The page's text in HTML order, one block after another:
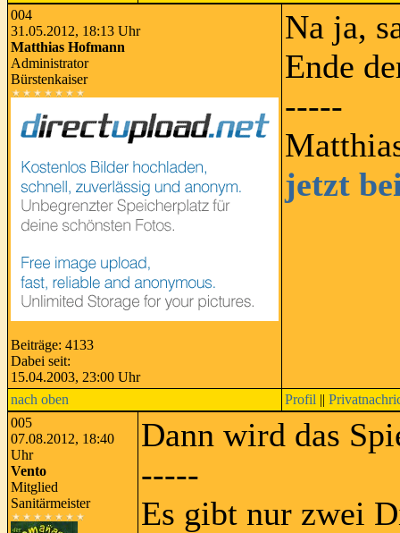
004
31.05.2012, 18:13 Uhr
Matthias Hofmann
Administrator
Bürstenkaiser
Beiträge: 4133
Dabei seit:
15.04.2003, 23:00 Uhr
Na ja,
Ende
-----
jetzt
nach oben Profil ||
005
07.08.2012, 18:40
Uhr
Vento
Mitglied
Sanitärmeister
Dann wird das
-----
Es gibt nur zwei